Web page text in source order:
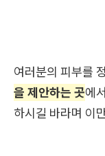
여러분의 피부를
을 제안하는 곳에
하시길 바라며 이